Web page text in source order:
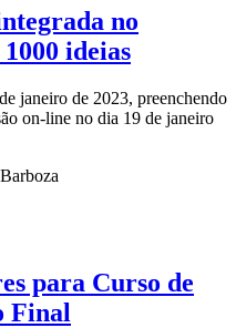
no
ideias
janeiro de 2023, preenchendo
on-line no dia 19 de janeiro
para Curso de
Final